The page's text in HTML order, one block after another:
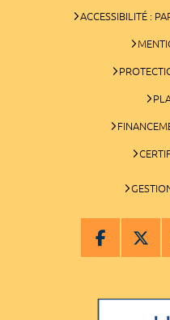
ACCESSIBILITÉ :